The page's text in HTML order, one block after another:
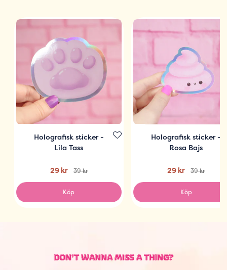
Holografisk sticker -
Lila Tass
29 kr 39 kr
Köp
Holografisk sticker -
Rosa Bajs
29 kr 39 kr
Köp
DON'T WANNA MISS A THING?